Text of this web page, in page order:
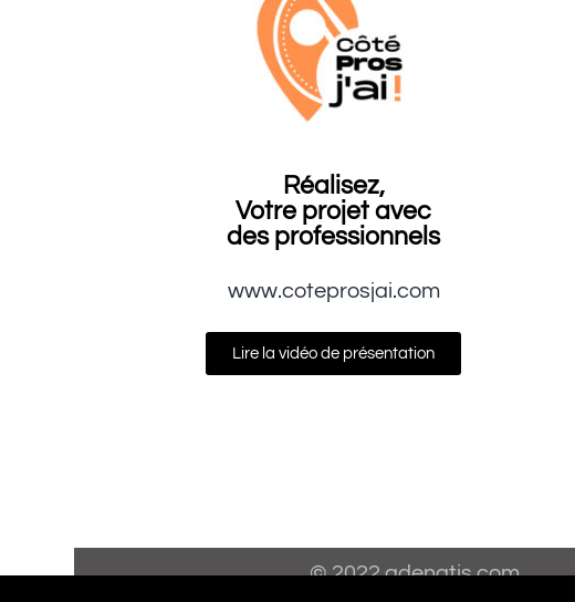
Réalisez,
Votre projet avec
des professionnels
www.coteprosjai.com
Lire la vidéo de présentation
© 2022 adenatis.com